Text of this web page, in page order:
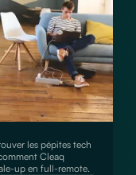
les pépites tech
Cleaq
up en full-remote.